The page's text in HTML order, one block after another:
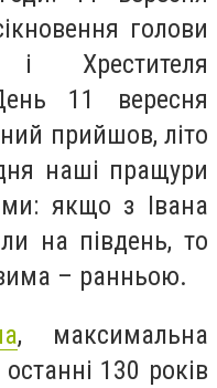
голови
Хрестителя
11 вересня
прийшов, літо
наші пращури
якщо з Івана
на південь, то
– ранньою.
, максимальна
130 років